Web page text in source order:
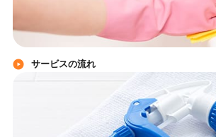
サービスの流れ